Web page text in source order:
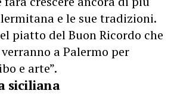
e le sue tradizioni.
piatto del Buon Ricordo che
a Palermo per
e arte”.
siciliana